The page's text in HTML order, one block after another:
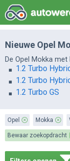
Nieuwe Opel
De Opel Mokka
1.2 Turbo
1.2 Turbo
1.2 Turbo GS
Opel Mokka
Bewaar zoekopdracht